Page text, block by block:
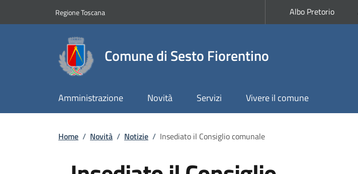
Regione ToscanaSlim top Albo Pretorio
Comune di Sesto Fiorentino
Amministrazione Novità Servizi Vivere il comune
Briciole di pane
Home / Novità / Notizie / Insediato il Consiglio comunale